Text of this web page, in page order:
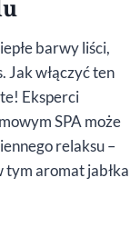
barwy liści,
Jak włączyć ten
Eksperci
SPA może
relaksu –
tym aromat jabłka